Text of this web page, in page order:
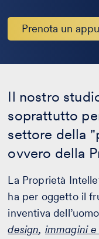
Prenota un
Il nostro
soprattutto
settore della
ovvero della
La Proprietà
ha per oggetto il
inventiva
design, immagini